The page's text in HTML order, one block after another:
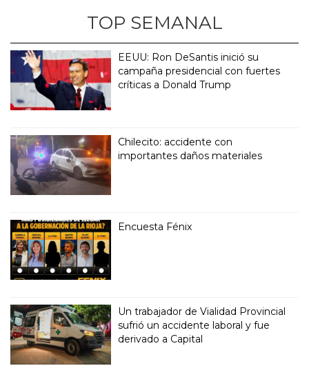
TOP SEMANAL
EEUU: Ron DeSantis inició su
campaña presidencial con fuertes
críticas a Donald Trump
Chilecito: accidente con
importantes daños materiales
Encuesta Fénix
Un trabajador de Vialidad Provincial
sufrió un accidente laboral y fue
derivado a Capital